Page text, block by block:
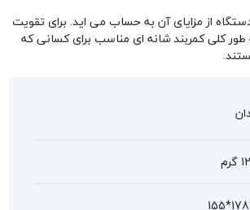
از مزایای آن به حساب می اید. برای تقویت
کلی کمربند شانه ای مناسب برای کسانی که